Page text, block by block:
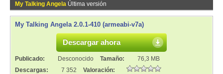
My Talking Angela Última versión
My Talking Angela 2.0.1-410 (armeabi-v7a)
Descargar ahora
Publicado: Desconocido Tamaño:
76,3 MB
Descargas:
7 352
Valoración: